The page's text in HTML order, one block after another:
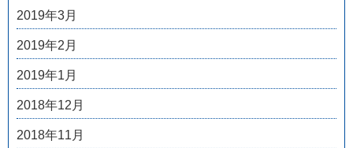
2019年3月
2019年2月
2019年1月
2018年12月
2018年11月